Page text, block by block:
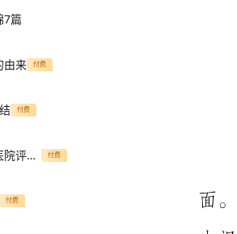
7篇
由来 付费
付费
医学专题二级综合医院评审核心条款 付费
付费